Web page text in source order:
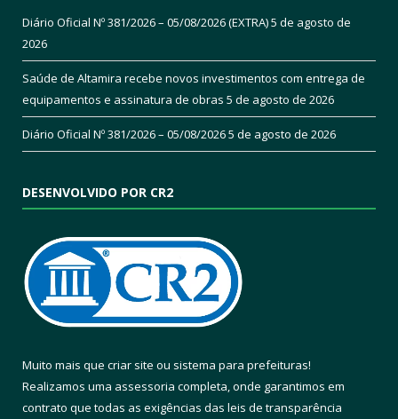
Diário Oficial Nº 381/2026 – 05/08/2026 (EXTRA)5 de agosto de
2026
Saúde de Altamira recebe novos investimentos com entrega de
equipamentos e assinatura de obras 5 de agosto de 2026
Diário Oficial Nº 381/2026 – 05/08/20265 de agosto de 2026
DESENVOLVIDO POR CR2
Muito mais que criar site ou sistema para prefeituras!
Realizamos uma assessoria completa, onde garantimos em
contrato que todas as exigências das leis de transparência